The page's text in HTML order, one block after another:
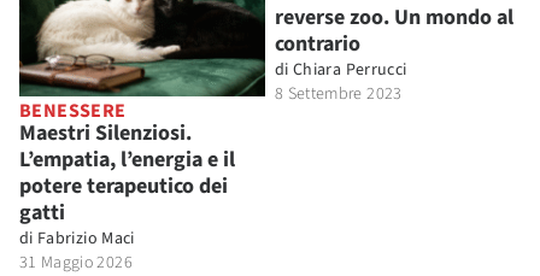
BENESSERE
Maestri Silenziosi.
L’empatia, l’energia e il
potere terapeutico dei
gatti
di Fabrizio Maci
31 Maggio 2026
reverse zoo. Un mondo al
contrario
di Chiara Perrucci
8 Settembre 2023